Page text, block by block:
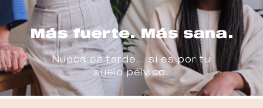
Más fuerte. Más sana.
Nunca es tarde… si es por tu
suelo pélvico.